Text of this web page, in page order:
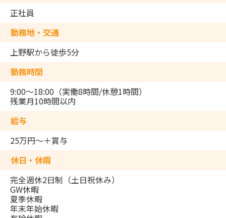
正社員
勤務地・交通
上野駅から徒歩5分
勤務時間
9:00～18:00（実働8時間/休憩1時間）
残業月10時間以内
給与
25万円～＋賞与
休日・休暇
完全週休2日制（土日祝休み）
GW休暇
夏季休暇
年末年始休暇